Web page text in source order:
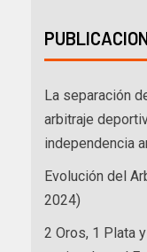
La separación
arbitraje
independencia
Evolución del
2024)
2 Oros, 1 Plata